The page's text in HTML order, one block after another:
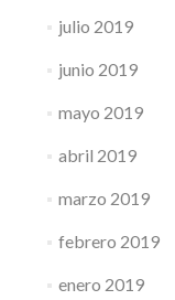
julio 2019
junio 2019
mayo 2019
abril 2019
marzo 2019
febrero 2019
enero 2019